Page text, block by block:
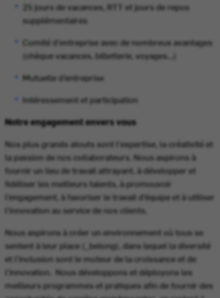
25 jours de vacances, RTT et jours de repos
supplémentaires
Comité d'entreprise avec de nombreux avantages
(chèque vacances, billetterie, voyages...)
Mutuelle d’entreprise
Intéressement et participation
Notre engagement envers vous
Nos plus grands atouts sont l'expertise, la créativité et
la passion de nos collaborateurs. Nous aspirons à
fournir un lieu de travail attrayant, à développer et
fidéliser les meilleurs talents, à promouvoir
l’engagement, à favoriser le travail d’équipe et à utiliser
l’innovation au service de nos clients.
Nous aspirons à créer un environnement où tous se
sentent à leur place (_belong), dans lequel la diversité
et l’inclusion sont le moteur de la croissance et de
l’innovation. Nous développons et déployons les
meilleurs programmes et pratiques afin de fournir des